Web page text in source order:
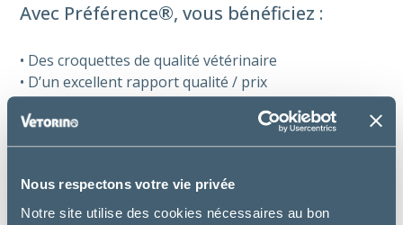
Nous respectons votre vie privée
Notre site utilise des cookies nécessaires au bon
Avec Préférence®, vous bénéficiez :
• Des croquettes de qualité vétérinaire
• D’un excellent rapport qualité / prix
• D’une fabrication française
• De grands conditionnements pour optimiser le prix
au kilo